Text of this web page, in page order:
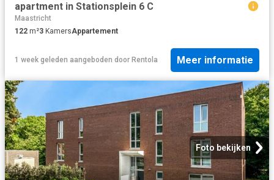
apartment in Stationsplein 6 C
Maastricht
122 m²3 KamersAppartement
1 week geleden aangeboden door Rentola Meer informatie
Foto bekijken